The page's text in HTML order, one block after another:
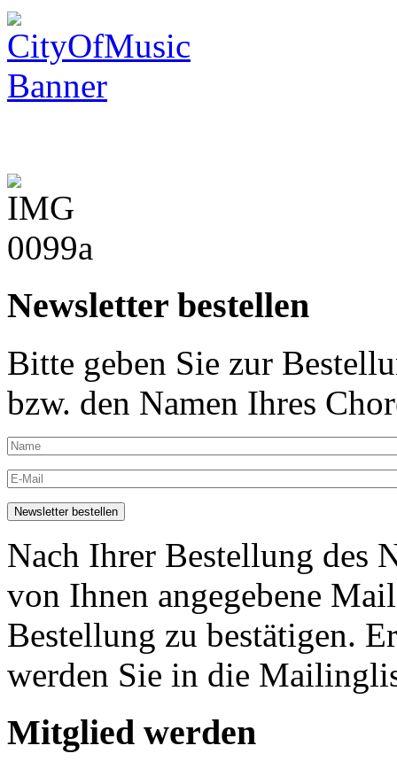
Newsletter bestellen
Bitte geben Sie zur
bzw. den Namen Ihres
Nach Ihrer Bestellung des
von Ihnen angegebene
Bestellung zu bestätigen.
werden Sie in die
Mitglied werden